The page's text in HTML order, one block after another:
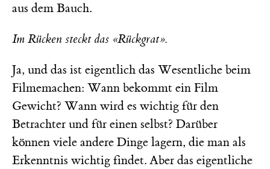
aus dem Bauch.
Im Rücken steckt das «Rückgrat».
Ja, und das ist eigentlich das Wesentliche beim
Filmemachen: Wann bekommt ein Film
Gewicht? Wann wird es wichtig für den
Betrachter und für einen selbst? Darüber
können viele andere Dinge lagern, die man als
Erkenntnis wichtig findet. Aber das eigentliche